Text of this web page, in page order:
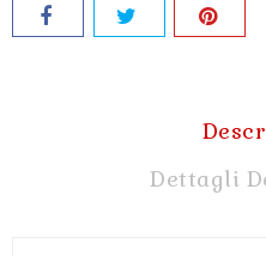
Dettagli